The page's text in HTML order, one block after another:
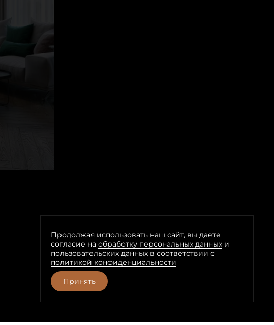
Продолжая использовать наш сайт, вы даете
согласие на обработку персональных данныхи
пользовательских данных в соответствии с
политикой конфиденциальности
Принять